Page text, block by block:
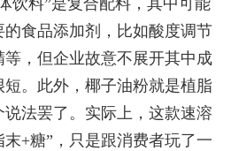
食品添加剂，比如酸度调节
，但企业故意不展开其中成
。此外，椰子油粉就是植脂
法罢了。实际上，这款速溶
+糖”，只是跟消费者玩了一